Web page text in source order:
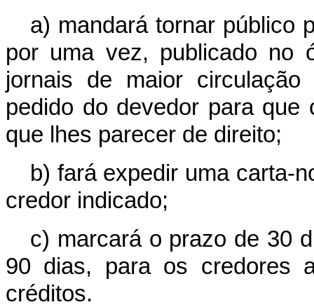
a) mandará tornar público
por uma vez, publicado no
jornais de maior
pedido do devedor para que
que lhes parecer de direito;
b) fará expedir uma carta-
credor indicado;
c) marcará o prazo de 30
90 dias, para os credores
créditos.